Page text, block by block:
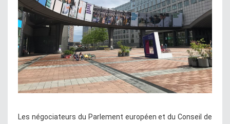
Les négociateurs du Parlement européen et du Conseil de